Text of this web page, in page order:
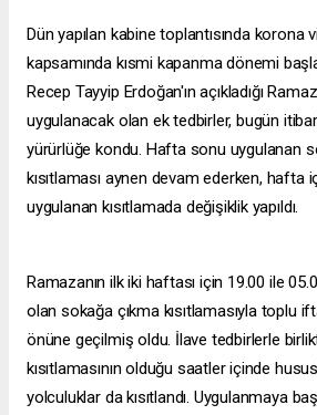
Dün yapılan kabine toplantısında korona
kapsamında kısmi kapanma dönemi
Recep Tayyip Erdoğan'ın açıkladığı
uygulanacak olan ek tedbirler, bugün
yürürlüğe kondu. Hafta sonu uygulanan
kısıtlaması aynen devam ederken, hafta
uygulanan kısıtlamada değişiklik yapıldı.
Ramazanın ilk iki haftası için 19.00 ile
olan sokağa çıkma kısıtlamasıyla toplu
önüne geçilmiş oldu. İlave tedbirlerle
kısıtlamasının olduğu saatler içinde
yolculuklar da kısıtlandı. Uygulanmaya